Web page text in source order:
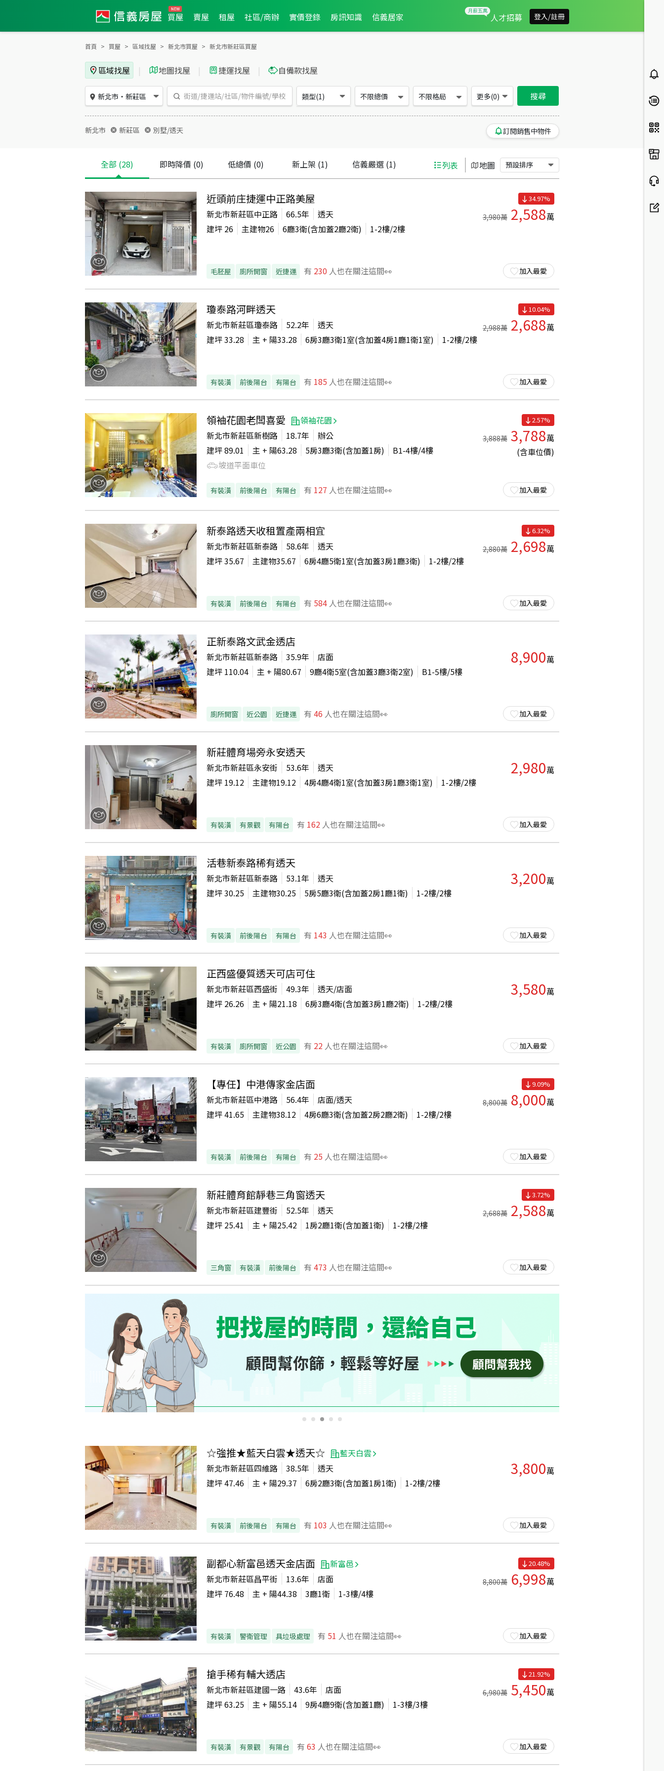
買屋 賣屋 租屋 社區/商辦 實價登錄 房訊知識 信義居家 人才招募 登入/註冊
新北市新莊區買房：別墅/透天房屋物件出售、房價分析
首頁 買屋 區域找屋 新北市買屋 新北市新莊區買屋
區域找屋 | 地圖找屋 | 捷運找屋 | 自備款找屋
新北市 ・ 新莊區 類型(1) 不限總價 不限格局 更多(0) 搜尋
新北市 新莊區 別墅/透天 訂閱銷售中物件
全部 (28) 即時降價 (0) 低總價 (0) 新上架 (1) 信義嚴選(1) 列表 地圖 預設排序
近頭前庄捷運中正路美屋
新北市新莊區中正路 66.5年
透天
建坪 26 主建物26 6廳3衛(含加蓋2廳2衛) 1-2樓/2樓
毛胚屋 廁所開窗 近捷運 有 230 人也在關注這間👀
34.97%
3,980萬 2,588萬
加入最愛
瓊泰路河畔透天
新北市新莊區瓊泰路 52.2年
透天
建坪33.28 主 + 陽33.28 6房3廳3衛1室(含加蓋4房1廳1衛1室) 1-2樓/2樓
有裝潢 前後陽台 有陽台 有 185 人也在關注這間👀
10.04%
2,988萬 2,688萬
加入最愛
領袖花園老闆喜愛
領袖花園
新北市新莊區新樹路
18.7年
辦公
建坪89.01 主 + 陽63.28 5房3廳3衛(含加蓋1房) B1-4樓/4樓
坡道平面車位
有裝潢 前後陽台 有陽台 有 127 人也在關注這間👀
2.57%
3,888萬 3,788萬
(含車位價)
加入最愛
新泰路透天收租置產兩相宜
新北市新莊區新泰路 58.6年
透天
建坪35.67 主建物35.67 6房4廳5衛1室(含加蓋3房1廳3衛) 1-2樓/2樓
有裝潢 前後陽台 有陽台 有 584 人也在關注這間👀
6.32%
2,880萬 2,698萬
加入最愛
正新泰路文武金透店
新北市新莊區新泰路 35.9年
店面
建坪 110.04 主 + 陽80.67 9廳4衛5室(含加蓋3廳3衛2室) B1-5樓/5樓
廁所開窗 近公園 近捷運 有 46 人也在關注這間👀
8,900萬
加入最愛
新莊體育場旁永安透天
新北市新莊區永安街 53.6年
透天
建坪 19.12 主建物19.12 4房4廳4衛1室(含加蓋3房1廳3衛1室) 1-2樓/2樓
有裝潢 有景觀 有陽台 有 162 人也在關注這間👀
2,980萬
加入最愛
活巷新泰路稀有透天
新北市新莊區新泰路 53.1年
透天
建坪30.25 主建物30.25 5房5廳3衛(含加蓋2房1廳1衛) 1-2樓/2樓
有裝潢 前後陽台 有陽台 有 143 人也在關注這間👀
3,200萬
加入最愛
正西盛優質透天可店可住
新北市新莊區西盛街 49.3年
透天/店面
建坪 26.26 主 + 陽21.18 6房3廳4衛(含加蓋3房1廳2衛) 1-2樓/2樓
有裝潢 廁所開窗 近公園 有 22 人也在關注這間👀
3,580萬
加入最愛
【專任】中港傳家金店面
新北市新莊區中港路 56.4年
店面/透天
建坪41.65 主建物38.12 4房6廳3衛(含加蓋2房2廳2衛) 1-2樓/2樓
有裝潢 前後陽台 有陽台 有 25 人也在關注這間👀
9.09%
8,800萬 8,000萬
加入最愛
新莊體育館靜巷三角窗透天
新北市新莊區建豐街 52.5年
透天
建坪 25.41 主 + 陽25.42 1房2廳1衛(含加蓋1衛) 1-2樓/2樓
三角窗 有裝潢 前後陽台 有 473 人也在關注這間👀
3.72%
2,688萬 2,588萬
加入最愛
☆強推★藍天白雲★透天☆
藍天白雲
新北市新莊區四維路
38.5年
透天
建坪47.46 主 + 陽29.37 6房2廳3衛(含加蓋1房1衛) 1-2樓/2樓
有裝潢 前後陽台 有陽台 有 103 人也在關注這間👀
3,800萬
加入最愛
副都心新富邑透天金店面
新富邑
新北市新莊區昌平街
13.6年
店面
建坪 76.48 主 + 陽44.38 3廳1衛 1-3樓/4樓
有裝潢 警衛管理 具垃圾處理 有 51 人也在關注這間👀
20.48%
8,800萬 6,998萬
加入最愛
搶手稀有輔大透店
新北市新莊區建國一路 43.6年
店面
建坪63.25 主 + 陽55.14 9房4廳9衛(含加蓋1廳) 1-3樓/3樓
有裝潢 有景觀 有陽台 有 63 人也在關注這間👀
21.92%
6,980萬 5,450萬
加入最愛